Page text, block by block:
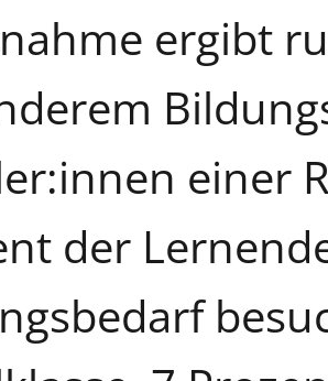
ergibt
einer
der